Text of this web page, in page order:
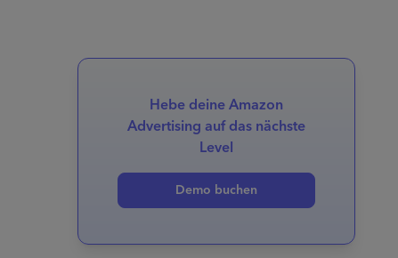
Hebe deine Amazon
Advertising auf das nächste
Level
Demo buchen